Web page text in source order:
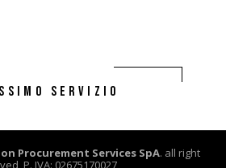
SERVIZIO
Procurement Services SpA. all right
P. IVA: 02675170027